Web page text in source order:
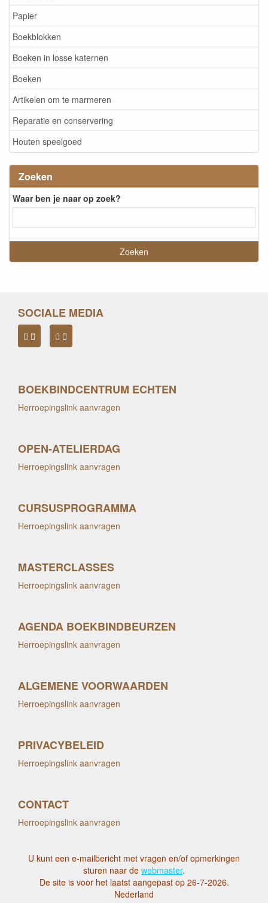
Papier
Boekblokken
Boeken in losse katernen
Boeken
Artikelen om te marmeren
Reparatie en conservering
Houten speelgoed
Zoeken
Waar ben je naar op zoek?
SOCIALE MEDIA
BOEKBINDCENTRUM ECHTEN
Herroepingslink aanvragen
OPEN-ATELIERDAG
Herroepingslink aanvragen
CURSUSPROGRAMMA
Herroepingslink aanvragen
MASTERCLASSES
Herroepingslink aanvragen
AGENDA BOEKBINDBEURZEN
Herroepingslink aanvragen
ALGEMENE VOORWAARDEN
Herroepingslink aanvragen
PRIVACYBELEID
Herroepingslink aanvragen
CONTACT
Herroepingslink aanvragen
U kunt een e-mailbericht met vragen en/of opmerkingen
sturen naar de webmaster.
De site is voor het laatst aangepast op 26-7-2026.
Nederland